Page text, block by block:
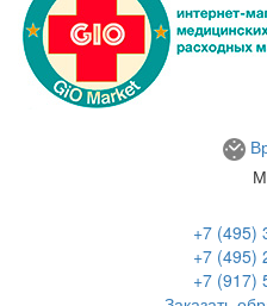
+7 (495)
+7 (495)
+7 (917)